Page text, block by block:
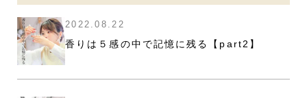
2022.08.22
香りは５感の中で記憶に残る【part2】